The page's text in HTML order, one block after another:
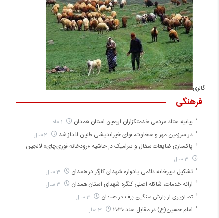
گالری
فرهنگی
بیانیه ستاد مردمی خدمتگزاران اربعین استان همدان
در سرزمین مهر و سخاوت، نوای خیراندیشی طنین انداز شد
پاکسازی ضایعات سفال و سرامیک در حاشیه «رودخانه قوری‌چای» لالجین
3 سال
تشکیل دبیرخانه دائمی یادواره شهدای کارگر در همدان 3 سال
ارائه خدمات، شاکله اصلی کنگره شهدای استان همدان 3 سال
تصاویری از بارش سنگین برف در همدان 3 سال
امام حسین(ع) در مقابل سند ۲۰۳۰ 3 سال